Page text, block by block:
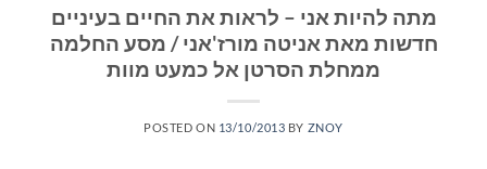
מתה להיות אני – לראות את החיים בעיניים
חדשות מאת אניטה מורז'אני / מסע החלמה
ממחלת הסרטן אל כמעט מוות
POSTED ON 13/10/2013 BY ZNOY